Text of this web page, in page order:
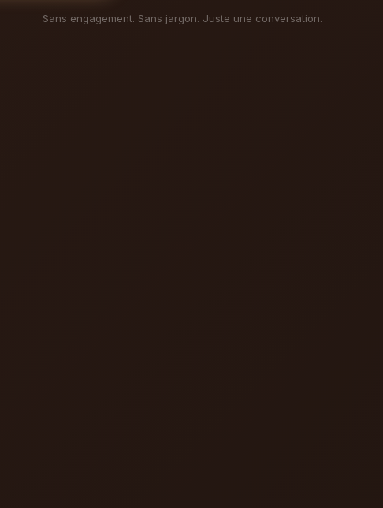
Sans engagement. Sans jargon. Juste une conversation.